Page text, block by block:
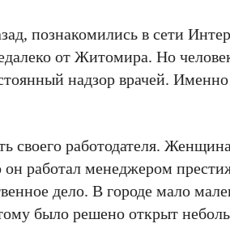
познакомились в сети
от Житомира. Но
надзор врачей.
своего работодателя. Женщина
он работал менеджером
дело. В городе мало
было решено открыт